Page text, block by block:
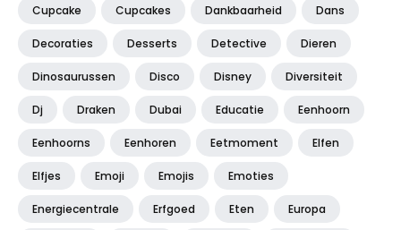
Cupcake Cupcakes Dankbaarheid Dans
Decoraties Desserts Detective Dieren
Dinosaurussen Disco Disney Diversiteit
Dj Draken Dubai Educatie Eenhoorn
Eenhoorns Eenhoren Eetmoment Elfen
Elfjes Emoji Emojis Emoties
Energiecentrale Erfgoed Eten Europa